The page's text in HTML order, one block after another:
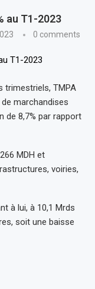
au T1-2023
0 comments
trimestriels, TMPA
marchandises
de 8,7% par rapport
MDH et
voiries,
à lui, à 10,1 Mrds
soit une baisse